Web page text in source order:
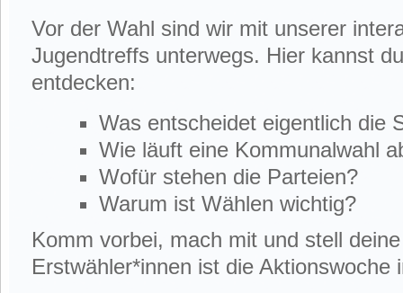
Vor der Wahl sind wir mit unserer
Jugendtreffs unterwegs. Hier kannst
entdecken:
Was entscheidet eigentlich die
Wie läuft eine Kommunalwahl
Wofür stehen die Parteien?
Warum ist Wählen wichtig?
Komm vorbei, mach mit und stell
Erstwähler*innen ist die Aktionswoche